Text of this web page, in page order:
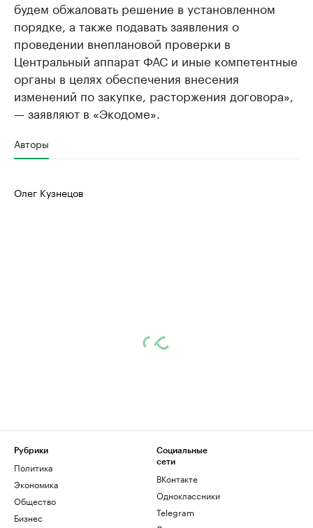
будем обжаловать решение в установленном
порядке, а также подавать заявления о
проведении внеплановой проверки в
Центральный аппарат ФАС и иные компетентные
органы в целях обеспечения внесения
изменений по закупке, расторжения договора»,
— заявляют в «Экодоме».
Авторы
Олег Кузнецов
Рубрики
Политика
Экономика
Общество
Бизнес
Социальные
сети
ВКонтакте
Одноклассники
Telegram